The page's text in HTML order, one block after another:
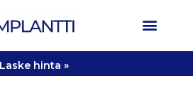
Laske hinta »